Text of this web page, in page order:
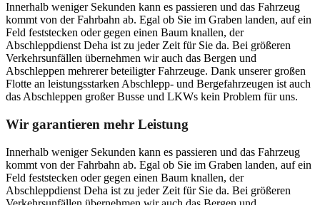
Innerhalb weniger Sekunden kann es passieren und das Fahrzeug
kommt von der Fahrbahn ab. Egal ob Sie im Graben landen, auf ein
Feld feststecken oder gegen einen Baum knallen, der
Abschleppdienst Deha ist zu jeder Zeit für Sie da. Bei größeren
Verkehrsunfällen übernehmen wir auch das Bergen und
Abschleppen mehrerer beteiligter Fahrzeuge. Dank unserer großen
Flotte an leistungsstarken Abschlepp- und Bergefahrzeugen ist auch
das Abschleppen großer Busse und LKWs kein Problem für uns.
Wir garantieren mehr Leistung
Innerhalb weniger Sekunden kann es passieren und das Fahrzeug
kommt von der Fahrbahn ab. Egal ob Sie im Graben landen, auf ein
Feld feststecken oder gegen einen Baum knallen, der
Abschleppdienst Deha ist zu jeder Zeit für Sie da. Bei größeren